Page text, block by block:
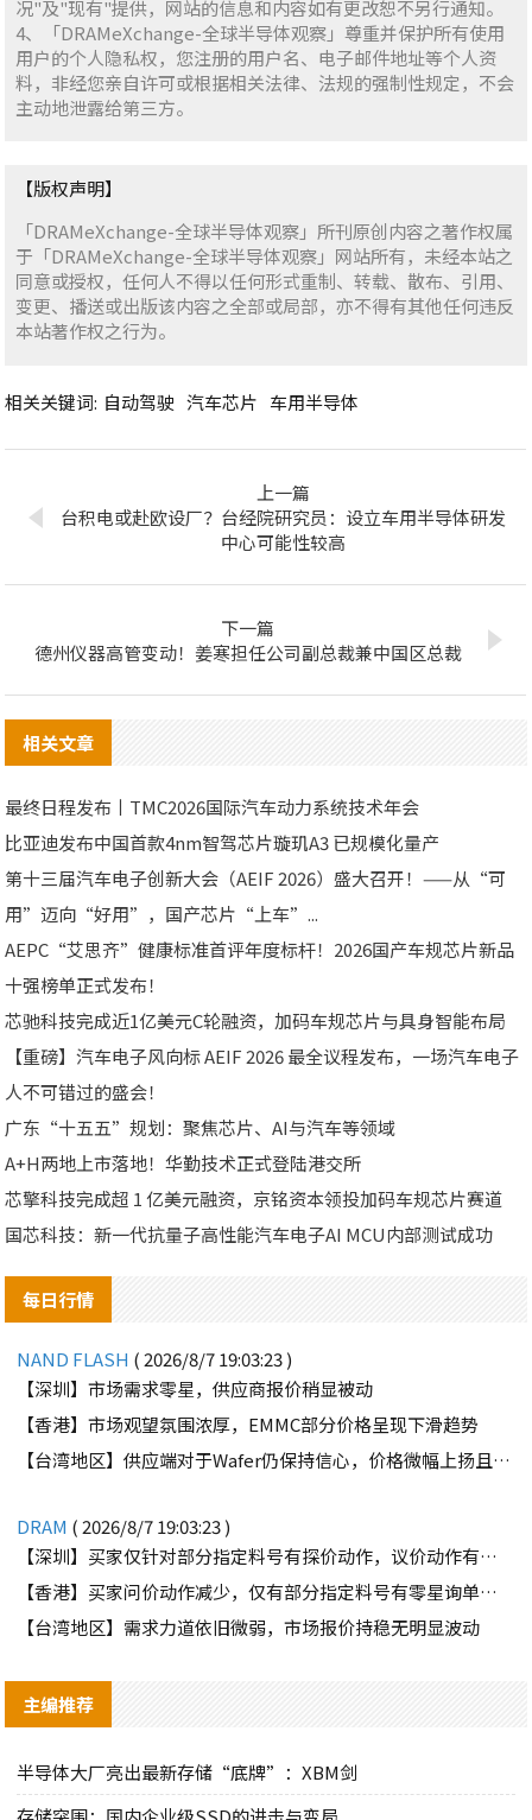
况"及"现有"提供，网站的信息和内容如有更改恕不另行通知。
4、「DRAMeXchange-全球半导体观察」尊重并保护所有使用
用户的个人隐私权，您注册的用户名、电子邮件地址等个人资
料，非经您亲自许可或根据相关法律、法规的强制性规定，不会
主动地泄露给第三方。
【版权声明】
「DRAMeXchange-全球半导体观察」所刊原创内容之著作权属
于「DRAMeXchange-全球半导体观察」网站所有，未经本站之
同意或授权，任何人不得以任何形式重制、转载、散布、引用、
变更、播送或出版该内容之全部或局部，亦不得有其他任何违反
本站著作权之行为。
相关关键词: 自动驾驶 汽车芯片 车用半导体
上一篇
台积电或赴欧设厂？台经院研究员：设立车用半导体研发
中心可能性较高
下一篇
德州仪器高管变动！姜寒担任公司副总裁兼中国区总裁
相关文章
最终日程发布丨TMC2026国际汽车动力系统技术年会
比亚迪发布中国首款4nm智驾芯片璇玑A3 已规模化量产
第十三届汽车电子创新大会（AEIF 2026）盛大召开！——从“可
用”迈向“好用”，国产芯片“上车”...
AEPC“艾思齐”健康标准首评年度标杆！2026国产车规芯片新品
十强榜单正式发布！
芯驰科技完成近1亿美元C轮融资，加码车规芯片与具身智能布局
【重磅】汽车电子风向标 AEIF 2026 最全议程发布，一场汽车电子
人不可错过的盛会！
广东“十五五”规划：聚焦芯片、AI与汽车等领域
A+H两地上市落地！华勤技术正式登陆港交所
芯擎科技完成超 1 亿美元融资，京铭资本领投加码车规芯片赛道
国芯科技：新一代抗量子高性能汽车电子AI MCU内部测试成功
每日行情
NAND FLASH ( 2026/8/7 19:03:23 )
【深圳】市场需求零星，供应商报价稍显被动
【香港】市场观望氛围浓厚，EMMC部分价格呈现下滑趋势
【台湾地区】供应端对于Wafer仍保持信心，价格微幅上扬且惜售态度不变
DRAM ( 2026/8/7 19:03:23 )
【深圳】买家仅针对部分指定料号有探价动作，议价动作有所减少
【香港】买家问价动作减少，仅有部分指定料号有零星询单动作
【台湾地区】需求力道依旧微弱，市场报价持稳无明显波动
主编推荐
半导体大厂亮出最新存储“底牌”：XBM剑